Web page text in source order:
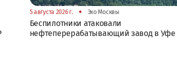
5 августа 2026 г. • Эхо Москвы
Беспилотники атаковали
нефтеперерабатывающий завод в Уфе